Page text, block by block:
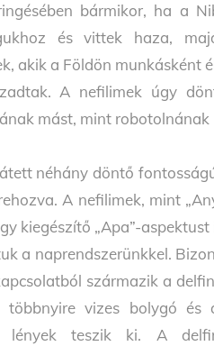
bármikor, ha a
és vittek haza,
akik a Földön munkásként
A nefilimek úgy
mást, mint
néhány döntő
A nefilimek, mint
kiegészítő „Apa”-
a naprendszerünkkel.
származik a
vizes bolygó és
lények teszik ki. A